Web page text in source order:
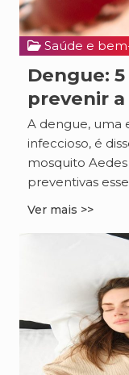
Saúde e
Dengue:
prevenir
A dengue, uma
infeccioso, é
mosquito
preventivas
Ver mais >>